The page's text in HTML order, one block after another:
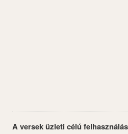
A versek üzleti célú